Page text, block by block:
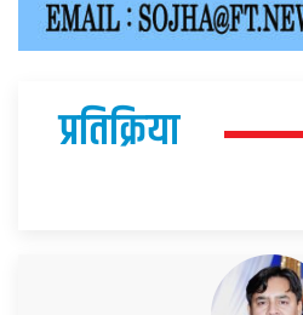
प्रतिक्रिया